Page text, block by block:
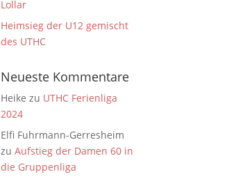
Lollar
Heimsieg der U12 gemischt
des UTHC
Neueste Kommentare
Heike zu UTHC Ferienliga
2024
Elfi Fuhrmann-Gerresheim
zuAufstieg der Damen 60 in
die Gruppenliga